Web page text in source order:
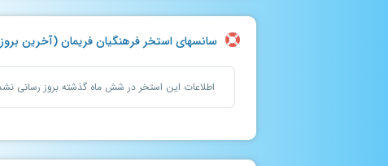
سانسهای استخر فرهنگیان فریمان (آخرین بروزرسانی :
اطلاعات این استخر در شش ماه گذشته بروز رسانی